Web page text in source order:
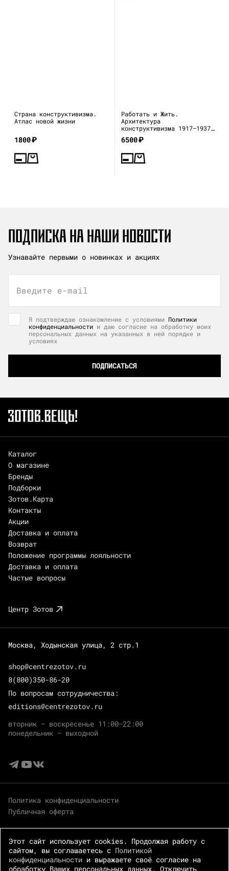
Страна конструктивизма.
Атлас новой жизни
1800₽
Работать и Жить.
Архитектура
конструктивизма 1917—1937
(каталог выставки)
6500₽
ПОДПИСКА НА НАШИ НОВОСТИ
Узнавайте первыми о новинках и акциях
Введите e-mail
Я подтверждаю ознакомление с условиями Политики
конфиденциальности и даю согласие на обработку моих
персональных данных на указанных в ней порядке и
условиях
ПОДПИСАТЬСЯ
Каталог
О магазине
Бренды
Подборки
Зотов.Карта
Контакты
Акции
Доставка и оплата
Возврат
Положение программы лояльности
Доставка и оплата
Частые вопросы
Центр Зотов
Москва, Ходынская улица, 2 стр.1
shop@centrezotov.ru
8(800)350-86-20
По вопросам сотрудничества:
editions@centrezotov.ru
вторник — воскресенье 11:00–22:00
понедельник — выходной
Политика конфиденциальности
Публичная оферта
Этот сайт использует cookies. Продолжая работу с
сайтом, вы соглашаетесь с Политикой
конфиденциальности и выражаете своё согласие на
обработку Ваших персональных данных. Отключить